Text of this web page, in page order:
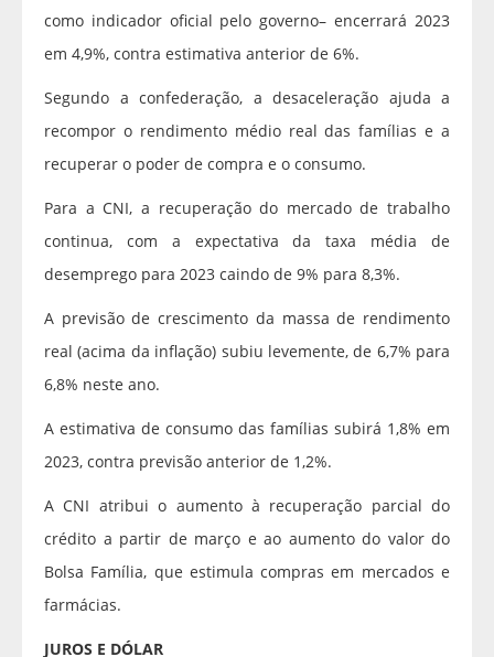
como indicador oficial pelo governo– encerrará 2023
em 4,9%, contra estimativa anterior de 6%.
Segundo a confederação, a desaceleração ajuda a
recompor o rendimento médio real das famílias e a
recuperar o poder de compra e o consumo.
Para a CNI, a recuperação do mercado de trabalho
continua, com a expectativa da taxa média de
desemprego para 2023 caindo de 9% para 8,3%.
A previsão de crescimento da massa de rendimento
real (acima da inflação) subiu levemente, de 6,7% para
6,8% neste ano.
A estimativa de consumo das famílias subirá 1,8% em
2023, contra previsão anterior de 1,2%.
A CNI atribui o aumento à recuperação parcial do
crédito a partir de março e ao aumento do valor do
Bolsa Família, que estimula compras em mercados e
farmácias.
JUROS E DÓLAR